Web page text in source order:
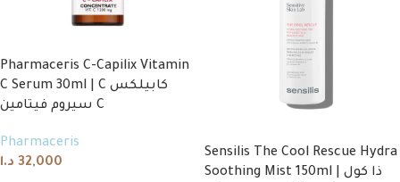
Pharmaceris C-Capilix Vitamin
C Serum 30ml | C كابيلكس
سيروم فيتامين C
Pharmaceris
32,000 د.ا
Sensilis The Cool Rescue Hydra
Soothing Mist 150ml | ذا كول